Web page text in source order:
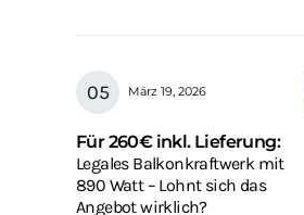
März 19, 2026
Für 260€ inkl. Lieferung:
Legales Balkonkraftwerk mit
890 Watt – Lohnt sich das
Angebot wirklich?